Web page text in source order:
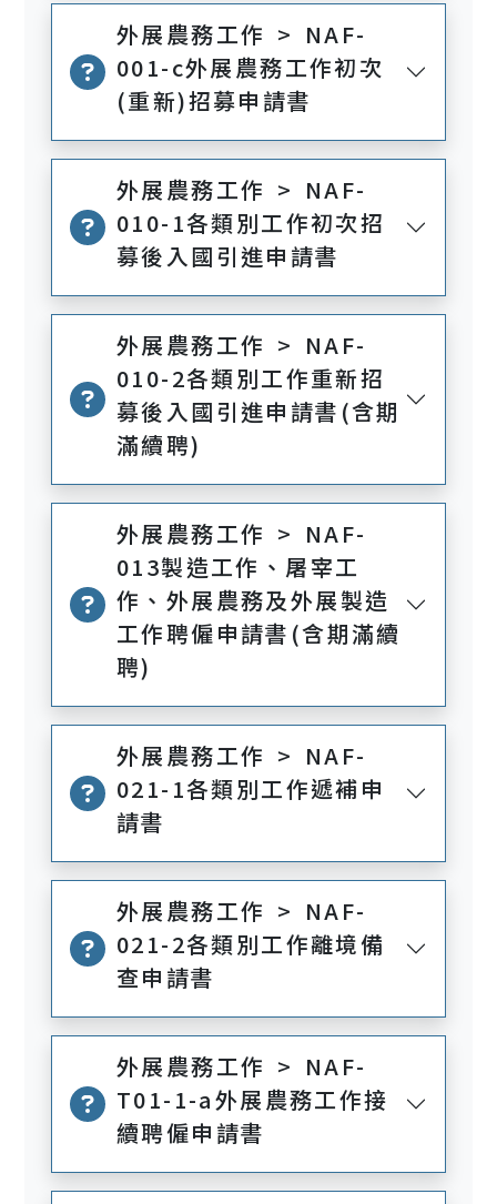
外展農務工作 > NAF-
001-c外展農務工作初次
(重新)招募申請書
外展農務工作 > NAF-
010-1各類別工作初次招
募後入國引進申請書
外展農務工作 > NAF-
010-2各類別工作重新招
募後入國引進申請書(含期
滿續聘)
外展農務工作 > NAF-
013製造工作、屠宰工
作、外展農務及外展製造
工作聘僱申請書(含期滿續
聘)
外展農務工作 > NAF-
021-1各類別工作遞補申
請書
外展農務工作 > NAF-
021-2各類別工作離境備
查申請書
外展農務工作 > NAF-
T01-1-a外展農務工作接
續聘僱申請書